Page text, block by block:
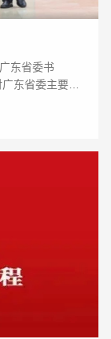
东省委书
东省委主要负
、常委